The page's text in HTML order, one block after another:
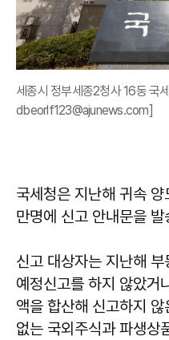
세종시 정부세종2청사 16동 국
dbeorlf123@ajunews.com]
국세청은 지난해 귀속
만명에 신고 안내문을
신고 대상자는 지난해
예정신고를 하지 않았거
액을 합산해 신고하지
없는 국외주식과 파생상